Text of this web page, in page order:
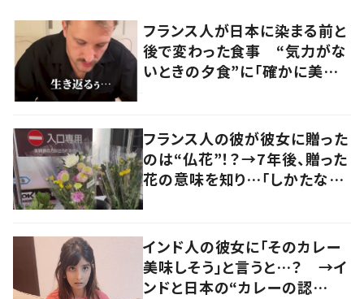
フランス人が日本に染まる前と
後で変わった食事 “気力がな
いときの夕食”に「確かに美味
フランス人の彼が彼女に贈った
のは“仏花”！？→7年後、贈った
花の意味を知り…「しかたな
インド人の彼女に「そのカレー
美味しそう」と言うと…？ →イ
ンドと日本の“カレーの認